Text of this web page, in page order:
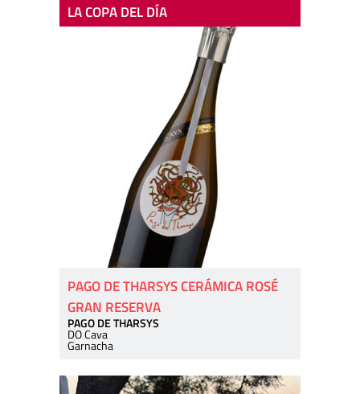
LA COPA DEL DÍA
PAGO DE THARSYS CERÁMICA ROSÉ
GRAN RESERVA
PAGO DE THARSYS
DO Cava
Garnacha